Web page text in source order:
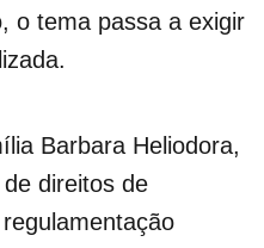
o tema passa a exigir
Barbara Heliodora,
direitos de